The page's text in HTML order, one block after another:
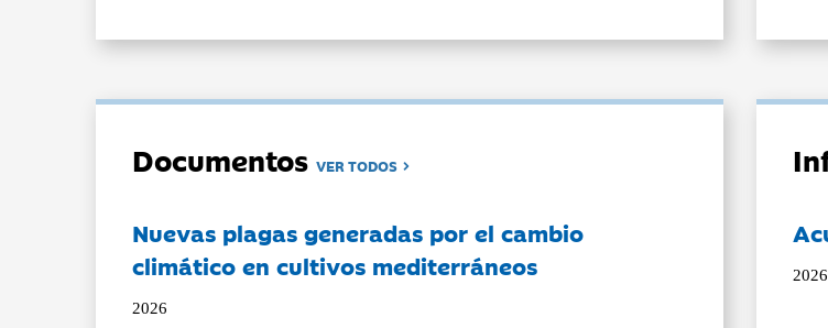
DocumentosVER TODOS
Nuevas plagas generadas por el cambio
climático en cultivos mediterráneos
2026
2026